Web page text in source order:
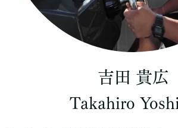
吉田 貴広
Takahiro